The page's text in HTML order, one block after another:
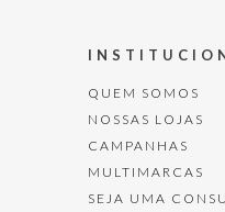
QUEM SOMOS
NOSSAS LOJAS
CAMPANHAS
MULTIMARCAS
SEJA UMA